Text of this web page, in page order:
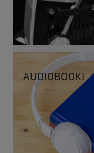
AUDIOBOOKI